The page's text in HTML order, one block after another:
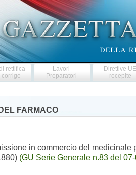
rettifica
corrige
Lavori
Preparatori
Direttive
recepite
FARMACO
in commercio del
(GU Serie Generale n.83 del